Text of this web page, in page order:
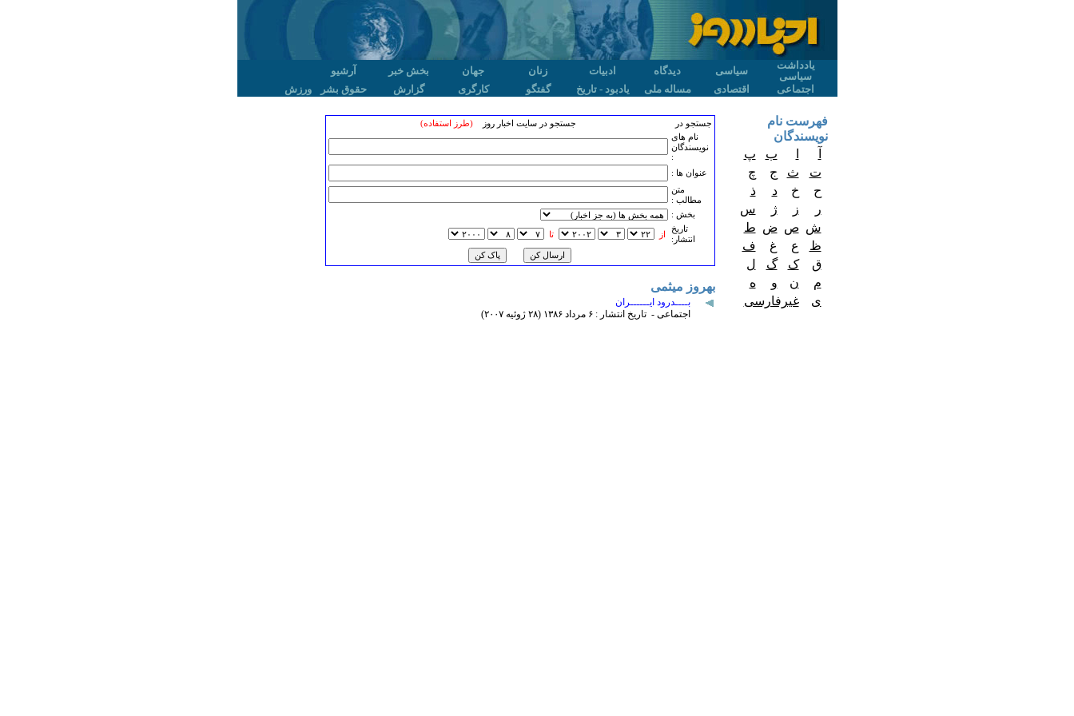
یادداشت
سیاسی
سیاسی دیدگاه ادبیات زنان جهان بخش خبر
آرشیو
اجتماعی
اقتصادی مساله ملی یادبود - تاریخ گفتگو کارگری گزارش حقوق بشر ورزش
جستجو در جستجو در سایت اخبار روز(طرز استفاده)
نام های
نویسندگان
:
عنوان ها :
متن
مطالب :
بخش :
تاريخ
انتشار:
از تا
بهروز میثمی
بــــدرود ایــــــران
اجتماعی - تاریخ انتشار : ۶ مرداد ۱٣٨۶ (۲٨ ژوئيه ۲۰۰۷)
فهرست نام
نویسندگان
ب
پ
ت
ث ج
چ
ح
خ د
ذ
ر
ز ژ
س
ش ص ض ط
ظ
ع غ
ف
ق
ک گ
ل
م
ن و
ه
ی
غیرفارسی